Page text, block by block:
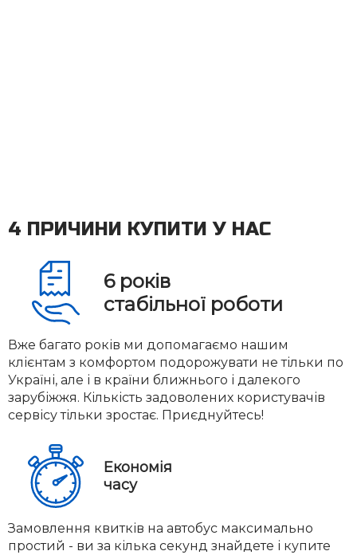
4 ПРИЧИНИ КУПИТИ У НАС
6 років
стабільної роботи
Вже багато років ми допомагаємо нашим
клієнтам з комфортом подорожувати не тільки по
Україні, але і в країни ближнього і далекого
зарубіжжя. Кількість задоволених користувачів
сервісу тільки зростає. Приєднуйтесь!
Економія
часу
Замовлення квитків на автобус максимально
простий - ви за кілька секунд знайдете і купите